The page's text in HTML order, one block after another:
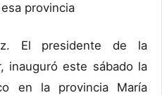
provincia
El presidente de la
, inauguró este sábado la
en la provincia María